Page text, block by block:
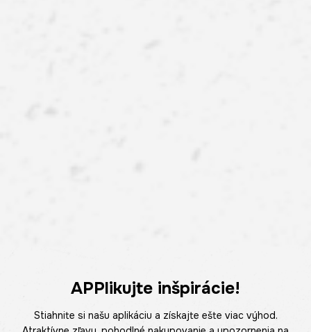
APPlikujte inšpirácie!
Stiahnite si našu aplikáciu a získajte ešte viac výhod.